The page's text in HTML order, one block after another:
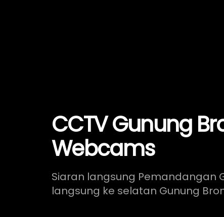
CCTV Gunung
Webcams
Siaran langsung Pemandangan
langsung ke selatan Gunung